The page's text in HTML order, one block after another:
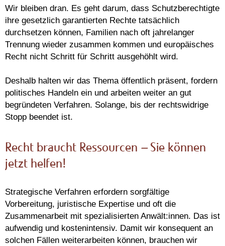
Wir bleiben dran. Es geht darum, dass Schutzberechtigte
ihre gesetzlich garantierten Rechte tatsächlich
durchsetzen können, Familien nach oft jahrelanger
Trennung wieder zusammen kommen und europäisches
Recht nicht Schritt für Schritt ausgehöhlt wird.
Deshalb halten wir das Thema öffentlich präsent, fordern
politisches Handeln ein und arbeiten weiter an gut
begründeten Verfahren. Solange, bis der rechtswidrige
Stopp beendet ist.
Recht braucht Ressourcen –Sie können
jetzt helfen!
Strategische Verfahren erfordern sorgfältige
Vorbereitung, juristische Expertise und oft die
Zusammenarbeit mit spezialisierten Anwält:innen. Das ist
aufwendig und kostenintensiv. Damit wir konsequent an
solchen Fällen weiterarbeiten können, brauchen wir